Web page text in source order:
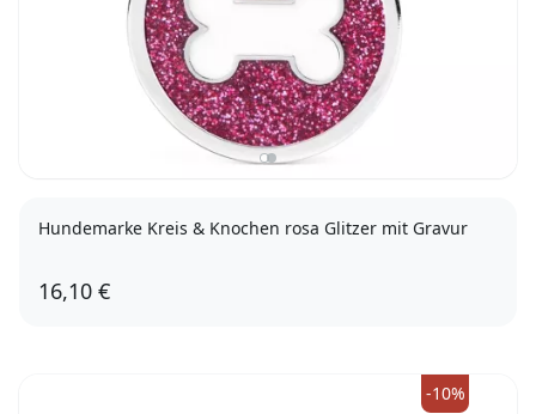
Hundemarke Kreis & Knochen rosa Glitzer mit Gravur
16,10 €
-10%